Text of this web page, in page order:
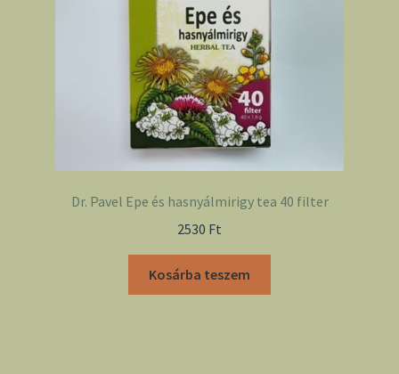
Dr. Pavel Epe és hasnyálmirigy tea 40 filter
2530 Ft
Kosárba teszem